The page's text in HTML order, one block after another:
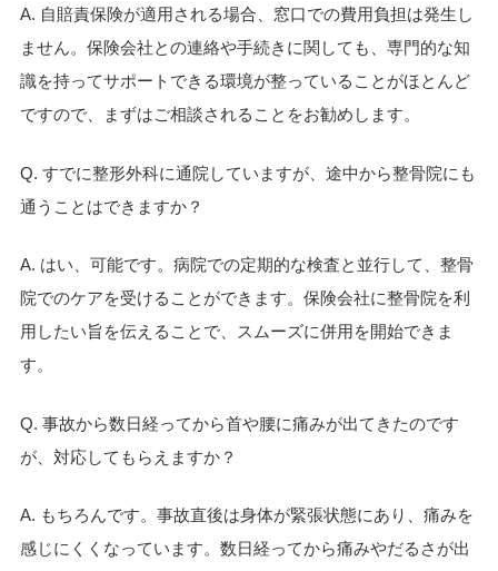
A. 自賠責保険が適用される場合、窓口での費用負担は発生し
ません。保険会社との連絡や手続きに関しても、専門的な知
識を持ってサポートできる環境が整っていることがほとんど
ですので、まずはご相談されることをお勧めします。
Q. すでに整形外科に通院していますが、途中から整骨院にも
通うことはできますか？
A. はい、可能です。病院での定期的な検査と並行して、整骨
院でのケアを受けることができます。保険会社に整骨院を利
用したい旨を伝えることで、スムーズに併用を開始できま
す。
Q. 事故から数日経ってから首や腰に痛みが出てきたのです
が、対応してもらえますか？
A. もちろんです。事故直後は身体が緊張状態にあり、痛みを
感じにくくなっています。数日経ってから痛みやだるさが出